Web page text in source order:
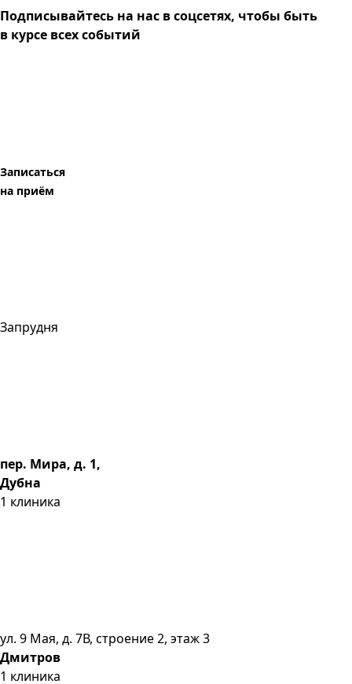
Подписывайтесь на нас в соцсетях, чтобы быть
в курсе всех событий
Записаться
на приём
Запрудня
пер. Мира, д. 1,
Дубна
1 клиника
ул. 9 Мая, д. 7В, строение 2, этаж 3
Дмитров
1 клиника